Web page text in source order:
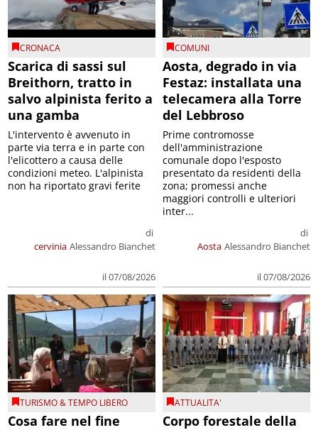
CRONACA
Scarica di sassi sul
Breithorn, tratto in
salvo alpinista ferito a
una gamba
cervinia
di
Alessandro Bianchet
il 07/08/2026
L'intervento è avvenuto in
parte via terra e in parte con
l'elicottero a causa delle
condizioni meteo. L'alpinista
non ha riportato gravi ferite
COMUNI
Aosta, degrado in via
Festaz: installata una
telecamera alla Torre
del Lebbroso
Aosta
di
Alessandro Bianchet
il 07/08/2026
Prime contromosse
dell'amministrazione
comunale dopo l'esposto
presentato da residenti della
zona; promessi anche
maggiori controlli e ulteriori
inter...
TURISMO & TEMPO LIBERO
Cosa fare nel fine
ATTUALITA'
Corpo forestale della